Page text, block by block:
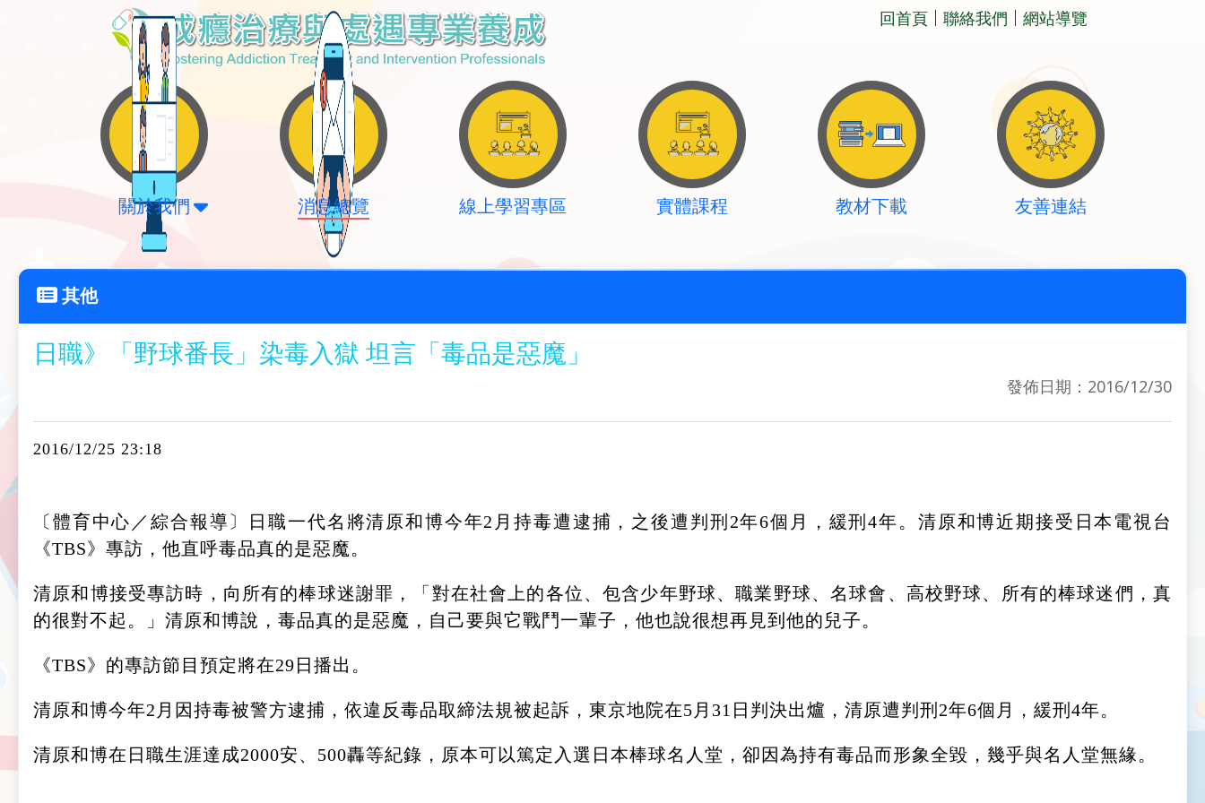
回首頁 聯絡我們 網站導覽
關於我們 消息總覽 線上學習專區 實體課程 教材下載 友善連結
其他
日職》「野球番長」染毒入獄 坦言「毒品是惡魔」
發佈日期：2016/12/30
2016/12/25 23:18
〔體育中心／綜合報導〕日職一代名將清原和博今年2月持毒遭逮捕，之後遭判刑2年6個月，緩刑4年。清原和博近期接受日本電視台
《TBS》專訪，他直呼毒品真的是惡魔。
清原和博接受專訪時，向所有的棒球迷謝罪，「對在社會上的各位、包含少年野球、職業野球、名球會、高校野球、所有的棒球迷們，真
的很對不起。」清原和博說，毒品真的是惡魔，自己要與它戰鬥一輩子，他也說很想再見到他的兒子。
《TBS》的專訪節目預定將在29日播出。
清原和博今年2月因持毒被警方逮捕，依違反毒品取締法規被起訴，東京地院在5月31日判決出爐，清原遭判刑2年6個月，緩刑4年。
清原和博在日職生涯達成2000安、500轟等紀錄，原本可以篤定入選日本棒球名人堂，卻因為持有毒品而形象全毀，幾乎與名人堂無緣。